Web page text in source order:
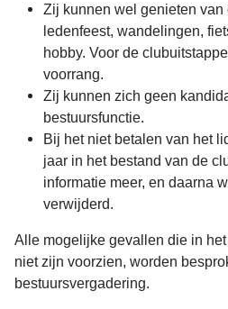
Zij kunnen wel genieten
ledenfeest, wandelingen,
hobby. Voor de
voorrang.
Zij kunnen zich geen
bestuursfunctie.
Bij het niet betalen van het
jaar in het bestand van de
informatie meer, en daarna
verwijderd.
Alle mogelijke gevallen die in
niet zijn voorzien, worden
bestuursvergadering.